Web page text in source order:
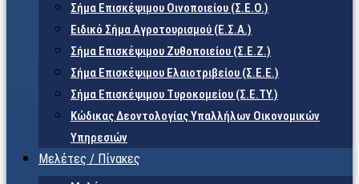
Σήμα Επισκέψιμου Οινοποιείου (Σ.Ε.Ο.)
Ειδικό Σήμα Αγροτουρισμού (Ε.Σ.Α.)
Σήμα Επισκέψιμου Ζυθοποιείου (Σ.Ε.Ζ.)
Σήμα Επισκέψιμου Ελαιοτριβείου (Σ.Ε.Ε.)
Σήμα Επισκέψιμου Τυροκομείου (Σ.Ε.TY.)
Κώδικας Δεοντολογίας Υπαλλήλων Οικονομικών
Υπηρεσιών
Μελέτες / Πίνακες